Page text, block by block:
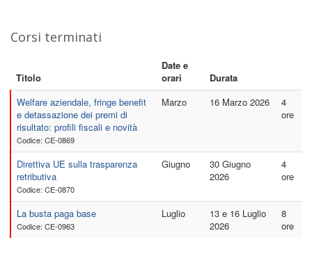
Corsi terminati
Titolo
Date e
orari
Durata
Welfare aziendale, fringe benefit
e detassazione dei premi di
risultato: profili fiscali e novità
Codice: CE-0869
Marzo 16 Marzo 2026
4
ore
Direttiva UE sulla trasparenza
retributiva
Codice: CE-0870
Giugno
30 Giugno
2026
4
ore
La busta paga base
Codice: CE-0963
Luglio
13 e 16 Luglio
2026
8
ore